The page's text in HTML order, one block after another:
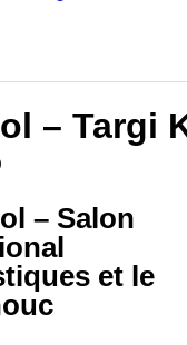
– Targi
– Salon
et le